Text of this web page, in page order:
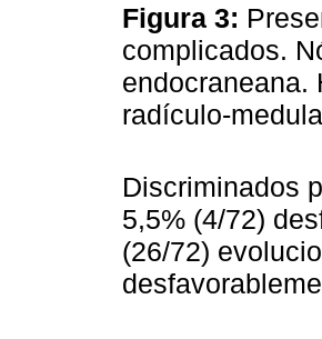
Figura 3:
complicados.
endocraneana.
radículo-
Discriminados
5,5% (4/72)
(26/72)